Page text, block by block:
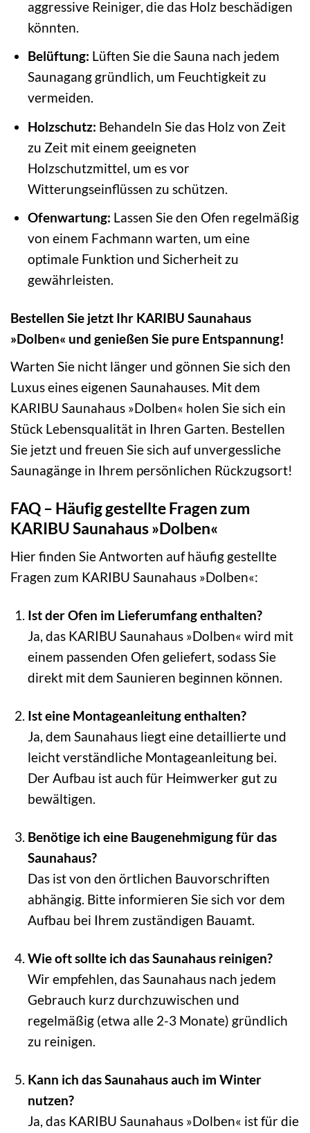
aggressive Reiniger, die das Holz beschädigen
könnten.
Belüftung: Lüften Sie die Sauna nach jedem
Saunagang gründlich, um Feuchtigkeit zu
vermeiden.
Holzschutz: Behandeln Sie das Holz von Zeit
zu Zeit mit einem geeigneten
Holzschutzmittel, um es vor
Witterungseinflüssen zu schützen.
Ofenwartung: Lassen Sie den Ofen regelmäßig
von einem Fachmann warten, um eine
optimale Funktion und Sicherheit zu
gewährleisten.
Bestellen Sie jetzt Ihr KARIBU Saunahaus
»Dolben« und genießen Sie pure Entspannung!
Warten Sie nicht länger und gönnen Sie sich den
Luxus eines eigenen Saunahauses. Mit dem
KARIBU Saunahaus »Dolben« holen Sie sich ein
Stück Lebensqualität in Ihren Garten. Bestellen
Sie jetzt und freuen Sie sich auf unvergessliche
Saunagänge in Ihrem persönlichen Rückzugsort!
FAQ – Häufig gestellte Fragen zum
KARIBU Saunahaus »Dolben«
Hier finden Sie Antworten auf häufig gestellte
Fragen zum KARIBU Saunahaus »Dolben«:
Ist der Ofen im Lieferumfang enthalten?
Ja, das KARIBU Saunahaus »Dolben« wird mit
einem passenden Ofen geliefert, sodass Sie
direkt mit dem Saunieren beginnen können.
Ist eine Montageanleitung enthalten?
Ja, dem Saunahaus liegt eine detaillierte und
leicht verständliche Montageanleitung bei.
Der Aufbau ist auch für Heimwerker gut zu
bewältigen.
Benötige ich eine Baugenehmigung für das
Saunahaus?
Das ist von den örtlichen Bauvorschriften
abhängig. Bitte informieren Sie sich vor dem
Aufbau bei Ihrem zuständigen Bauamt.
Wie oft sollte ich das Saunahaus reinigen?
Wir empfehlen, das Saunahaus nach jedem
Gebrauch kurz durchzuwischen und
regelmäßig (etwa alle 2-3 Monate) gründlich
zu reinigen.
Kann ich das Saunahaus auch im Winter
nutzen?
Ja, das KARIBU Saunahaus »Dolben« ist für die